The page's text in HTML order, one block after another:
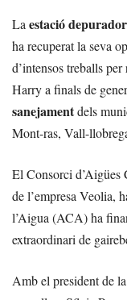
La estació
ha recuperat la seva
d’intensos treballs
Harry a finals de
sanejamentdels
Mont-ras, Vall-
El Consorci d’Aigües
de l’empresa Veolia,
l’Aigua (ACA) ha
extraordinari de
Amb el president de la